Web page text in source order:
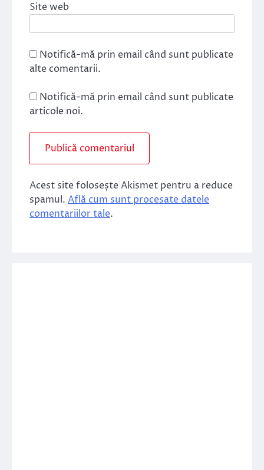
Site web
Notifică-mă prin email când sunt publicate
alte comentarii.
Notifică-mă prin email când sunt publicate
articole noi.
Acest site folosește Akismet pentru a reduce
spamul. Află cum sunt procesate datele
comentariilor tale.